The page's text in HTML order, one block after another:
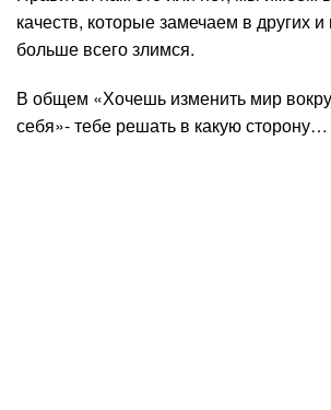
качеств, которые замечаем в других
больше всего злимся.
В общем «Хочешь изменить мир
себя»- тебе решать в какую сторону…